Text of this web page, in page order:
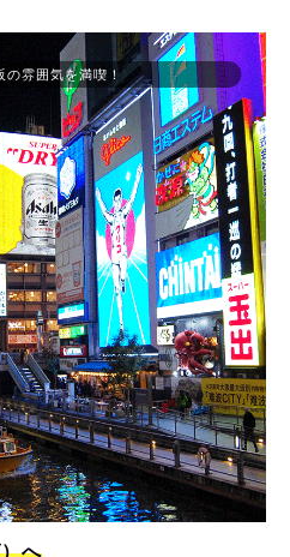
の雰囲気を満喫！
へ